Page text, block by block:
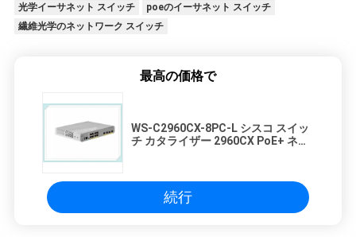
光学イーサネット スイッチ
poeのイーサネット スイッチ
繊維光学のネットワーク スイッチ
最高の価格で
WS-C2960CX-8PC-L シスコ スイッ
チ カタライザー 2960CX PoE+ ネッ
続行